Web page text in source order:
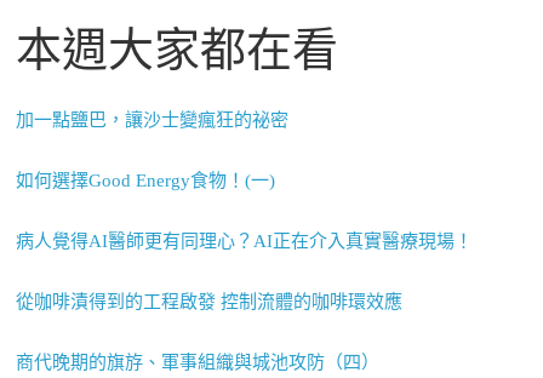
本週大家都在看
加一點鹽巴，讓沙士變瘋狂的祕密
如何選擇Good Energy食物！(一)
病人覺得AI醫師更有同理心？AI正在介入真實醫療現場！
從咖啡漬得到的工程啟發 控制流體的咖啡環效應
商代晚期的旗斿、軍事組織與城池攻防（四）